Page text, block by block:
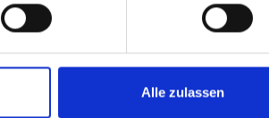
Alle zulassen
Nein